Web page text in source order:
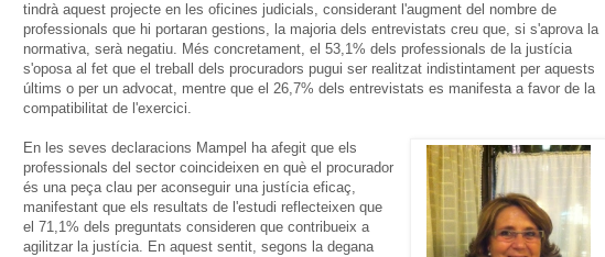
tindrà aquest projecte en les oficines judicials, considerant l'augment del nombre de
professionals que hi portaran gestions, la majoria dels entrevistats creu que, si s'aprova la
normativa, serà negatiu. Més concretament, el 53,1% dels professionals de la justícia
s'oposa al fet que el treball dels procuradors pugui ser realitzat indistintament per aquests
últims o per un advocat, mentre que el 26,7% dels entrevistats es manifesta a favor de la
compatibilitat de l'exercici.
En les seves declaracions Mampel ha afegit que els
professionals del sector coincideixen en què el procurador
és una peça clau per aconseguir una justícia eficaç,
manifestant que els resultats de l'estudi reflecteixen que
el 71,1% dels preguntats consideren que contribueix a
agilitzar la justícia. En aquest sentit, segons la degana